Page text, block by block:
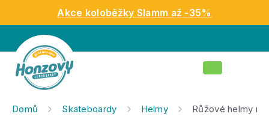
obsah
Akce koloběžky Slamm až -35%
Nákupní
Domů Skateboardy Helmy Růžové helmy